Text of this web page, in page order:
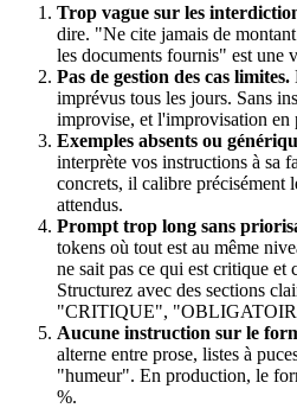
Trop vague sur les
dire. "Ne cite jamais de
les documents fournis" est une
Pas de gestion des cas limites.
imprévus tous les jours. Sans
improvise, et l'improvisation en
Exemples absents ou
interprète vos instructions à sa
concrets, il calibre précisément
attendus.
Prompt trop long sans
tokens où tout est au même
ne sait pas ce qui est critique et
Structurez avec des sections
"CRITIQUE",
Aucune instruction sur le
alterne entre prose, listes à
"humeur". En production, le
%.